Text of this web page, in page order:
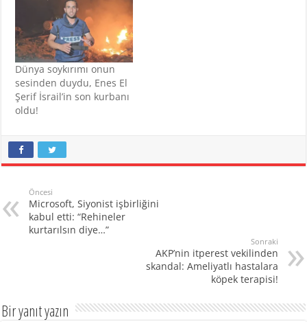
Dünya soykırımı onun
sesinden duydu, Enes El
Şerif İsrail’in son kurbanı
oldu!
Öncesi
Microsoft, Siyonist işbirliğini
kabul etti: “Rehineler
kurtarılsın diye…”
Sonraki
AKP’nin itperest vekilinden
skandal: Ameliyatlı hastalara
köpek terapisi!
Bir yanıt yazın